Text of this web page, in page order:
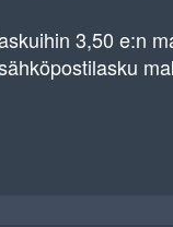
3,50 e:n